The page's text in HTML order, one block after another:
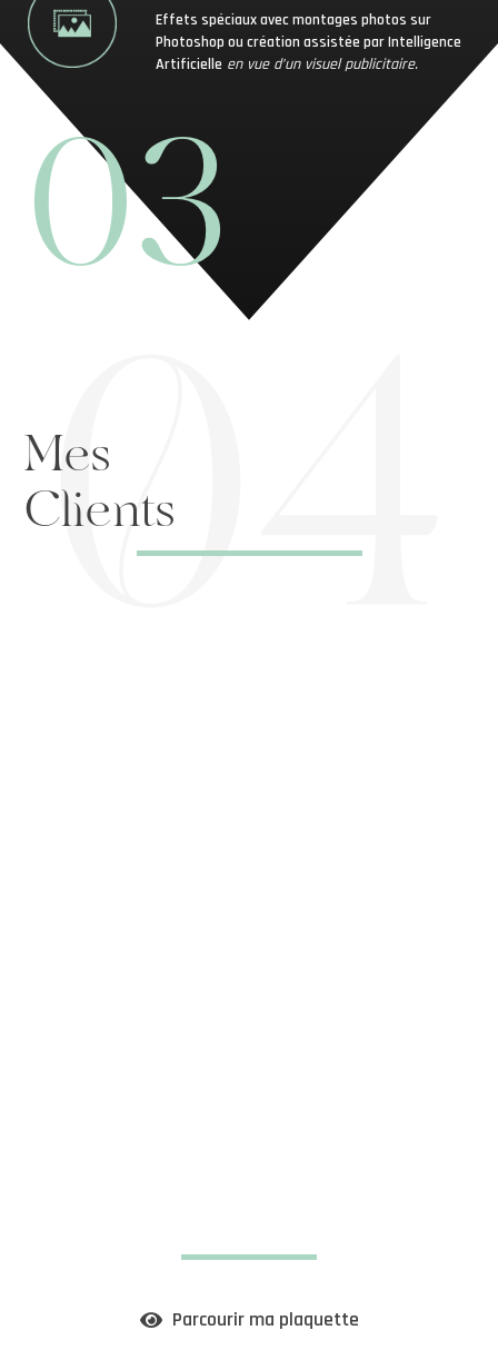
Effets spéciaux avec montages photos sur
Photoshop ou création assistée par Intelligence
Artificielle en vue d’un visuel publicitaire.
03
Mes
Clients
Parcourir ma plaquette